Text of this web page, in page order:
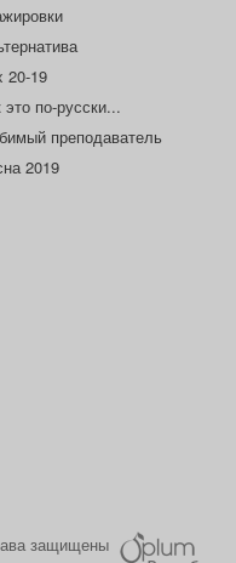
20-19
это по-русски...
преподаватель
2019
защищены